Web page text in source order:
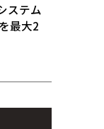
ステム
最大2